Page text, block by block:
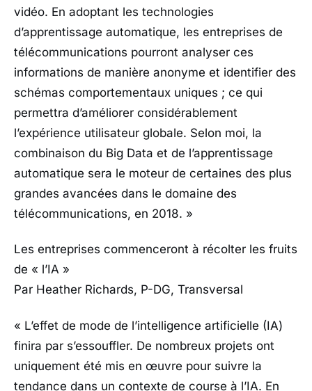
vidéo. En adoptant les technologies
d’apprentissage automatique, les entreprises de
télécommunications pourront analyser ces
informations de manière anonyme et identifier des
schémas comportementaux uniques ; ce qui
permettra d’améliorer considérablement
l’expérience utilisateur globale. Selon moi, la
combinaison du Big Data et de l’apprentissage
automatique sera le moteur de certaines des plus
grandes avancées dans le domaine des
télécommunications, en 2018. »
Les entreprises commenceront à récolter les fruits
de « l’IA »
Par Heather Richards, P-DG, Transversal
« L’effet de mode de l’intelligence artificielle (IA)
finira par s’essouffler. De nombreux projets ont
uniquement été mis en œuvre pour suivre la
tendance dans un contexte de course à l’IA. En